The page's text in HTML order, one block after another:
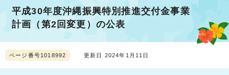
平成30年度沖縄振興特別推進交付金事業
計画（第2回変更）の公表
ページ番号1018992 更新日 2024年1月11日